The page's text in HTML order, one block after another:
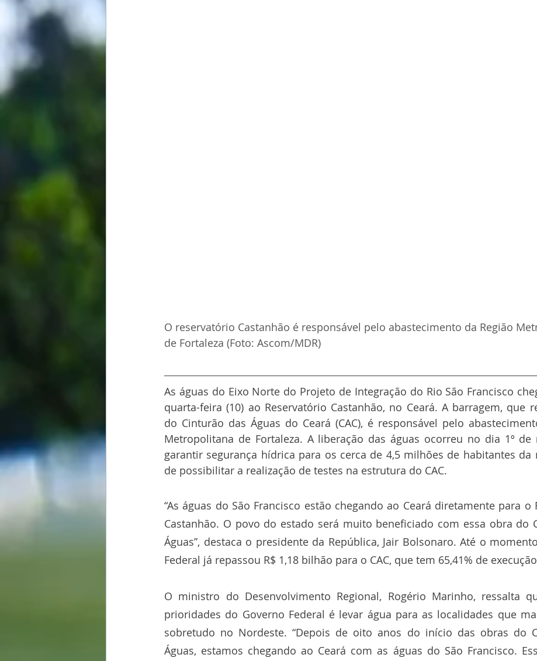
O reservatório Castanhão é responsável pelo abastecimento da Região
de Fortaleza (Foto: Ascom/MDR)
As águas do Eixo Norte do Projeto de Integração do Rio São Francisco
quarta-feira (10) ao Reservatório Castanhão, no Ceará. A barragem, que
do Cinturão das Águas do Ceará (CAC), é responsável pelo
Metropolitana de Fortaleza. A liberação das águas ocorreu no dia 1º de
garantir segurança hídrica para os cerca de 4,5 milhões de habitantes da
de possibilitar a realização de testes na estrutura do CAC.
“As águas do São Francisco estão chegando ao Ceará diretamente para o
Castanhão. O povo do estado será muito beneficiado com essa obra do
Águas”, destaca o presidente da República, Jair Bolsonaro. Até o
Federal já repassou R$ 1,18 bilhão para o CAC, que tem 65,41% de
O ministro do Desenvolvimento Regional, Rogério Marinho, ressalta
prioridades do Governo Federal é levar água para as localidades que
sobretudo no Nordeste. “Depois de oito anos do início das obras do
Águas, estamos chegando ao Ceará com as águas do São Francisco.